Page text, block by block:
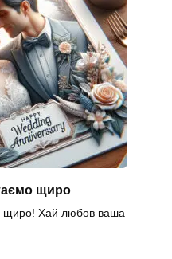
щиро
щиро! Хай любов ваша